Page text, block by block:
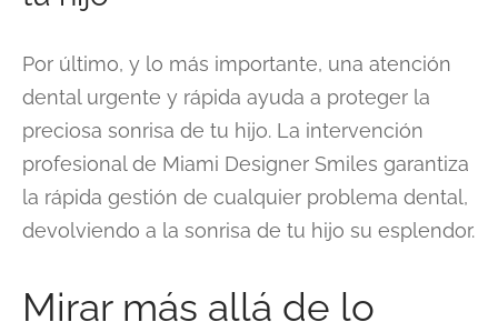
Por último, y lo más importante, una atención
dental urgente y rápida ayuda a proteger la
preciosa sonrisa de tu hijo. La intervención
profesional de Miami Designer Smiles garantiza
la rápida gestión de cualquier problema dental,
devolviendo a la sonrisa de tu hijo su esplendor.
Mirar más allá de lo